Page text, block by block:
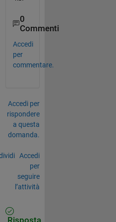
0
Commenti
Accedi
per
commentare.
Accedi per
rispondere
a questa
domanda.
Accedi
per
seguire
l’attività
Risposta